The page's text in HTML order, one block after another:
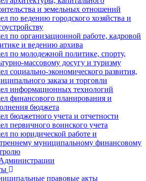
и земельных отношений
по ведению городского хозяйства и
по организационной работе, кадровой
и ведению архива
по молодежной политике, спорту,
массовому досугу и туризму
социально-экономического развития,
заказа и торговли
информационных технологий
финансового планирования и
бюджета
бюджетного учета и отчетности
первичного воинского учета
по юридической работе и
муниципальному финансовому
правовые акты